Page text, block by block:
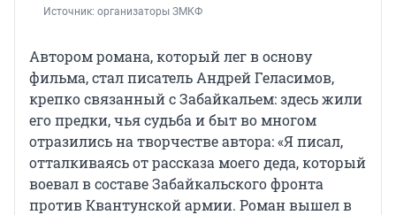
Источник: организаторы ЗМКФ
Автором романа, который лег в основу
фильма, стал писатель Андрей Геласимов,
крепко связанный с Забайкальем: здесь жили
его предки, чья судьба и быт во многом
отразились на творчестве автора: «Я писал,
отталкиваясь от рассказа моего деда, который
воевал в составе Забайкальского фронта
против Квантунской армии. Роман вышел в